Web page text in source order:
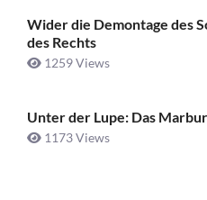
Wider die Demontage des
des Rechts
1259 Views
Unter der Lupe: Das
1173 Views